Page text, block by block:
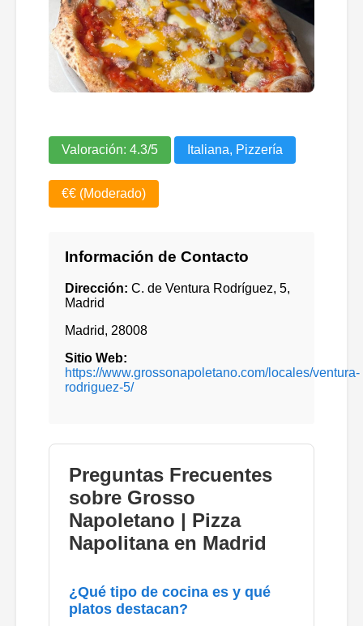
Valoración: 4.3/5 Italiana, Pizzería
€€ (Moderado)
Información de Contacto
Dirección: C. de Ventura Rodríguez, 5,
Madrid
Madrid, 28008
Sitio Web:
https://www.grossonapoletano.com/locales/ventura-
rodriguez-5/
Preguntas Frecuentes
sobre Grosso
Napoletano | Pizza
Napolitana en Madrid
¿Qué tipo de cocina es y qué
platos destacan?